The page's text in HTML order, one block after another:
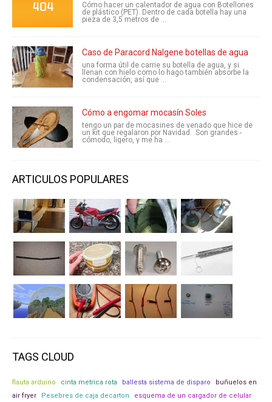
Cómo hacer un calentador de agua con Botellones
de plástico (PET). Dentro de cada botella hay una
pieza de 3,5 metros de ...
Caso de Paracord Nalgene botellas de agua
una forma útil de carrie su botella de agua, y si
llenan con hielo como lo hago también absorbe la
condensación, así que ...
Cómo a engomar mocasín Soles
tengo un par de mocasines de venado que hice de
un kit que regalaron por Navidad. Son grandes -
cómodo, ligero, y me ha ...
ARTICULOS POPULARES
TAGS CLOUD
flauta arduino cinta metrica rota ballesta sistema de disparo
buñuelos en
air fryer
Pesebres de caja decarton esquema de un cargador de celular